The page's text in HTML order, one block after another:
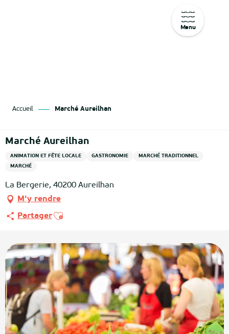
Menu
Accueil Marché Aureilhan
Marché Aureilhan
ANIMATION ET FÊTE LOCALE GASTRONOMIE
MARCHÉ TRADITIONNEL
MARCHÉ
La Bergerie, 40200 Aureilhan
M'y rendre
PartagerAjouter aux favoris